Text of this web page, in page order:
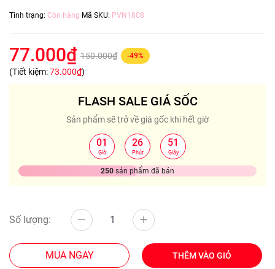
Tình trạng: Còn hàng Mã SKU: PVN1808
77.000₫ 150.000₫ -49%
(Tiết kiệm:73.000₫)
FLASH SALE GIÁ SỐC
Sản phẩm sẽ trở về giá gốc khi hết giờ
01
Giờ
26
Phút
50
Giây
250 sản phẩm đã bán
Số lượng:
MUA NGAY THÊM VÀO GIỎ